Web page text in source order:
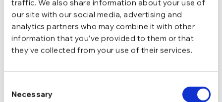
traffic. We also share information about your use of
our site with our social media, advertising and
analytics partners who may combine it with other
information that you’ve provided to them or that
they’ve collected from your use of their services.
Selection
Necessary